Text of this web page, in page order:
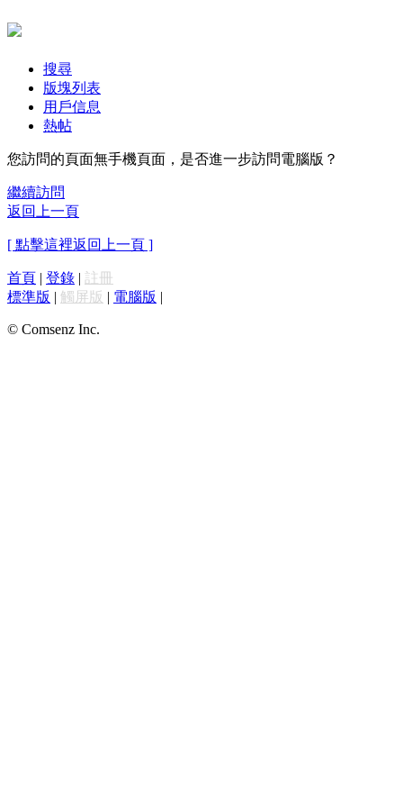
搜尋
版塊列表
用戶信息
熱帖
您訪問的頁面無手機頁面，是否進一步訪問電腦版？
繼續訪問
返回上一頁
[ 點擊這裡返回上一頁 ]
首頁 | 登錄 | 註冊
標準版 | 觸屏版 | 電腦版 |
© Comsenz Inc.